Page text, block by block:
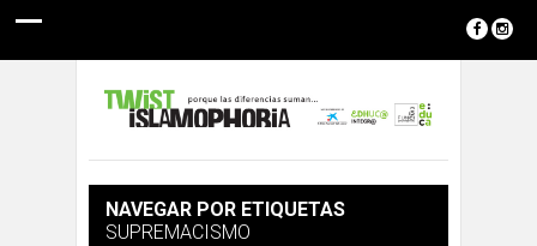
NAVEGAR POR ETIQUETAS
SUPREMACISMO